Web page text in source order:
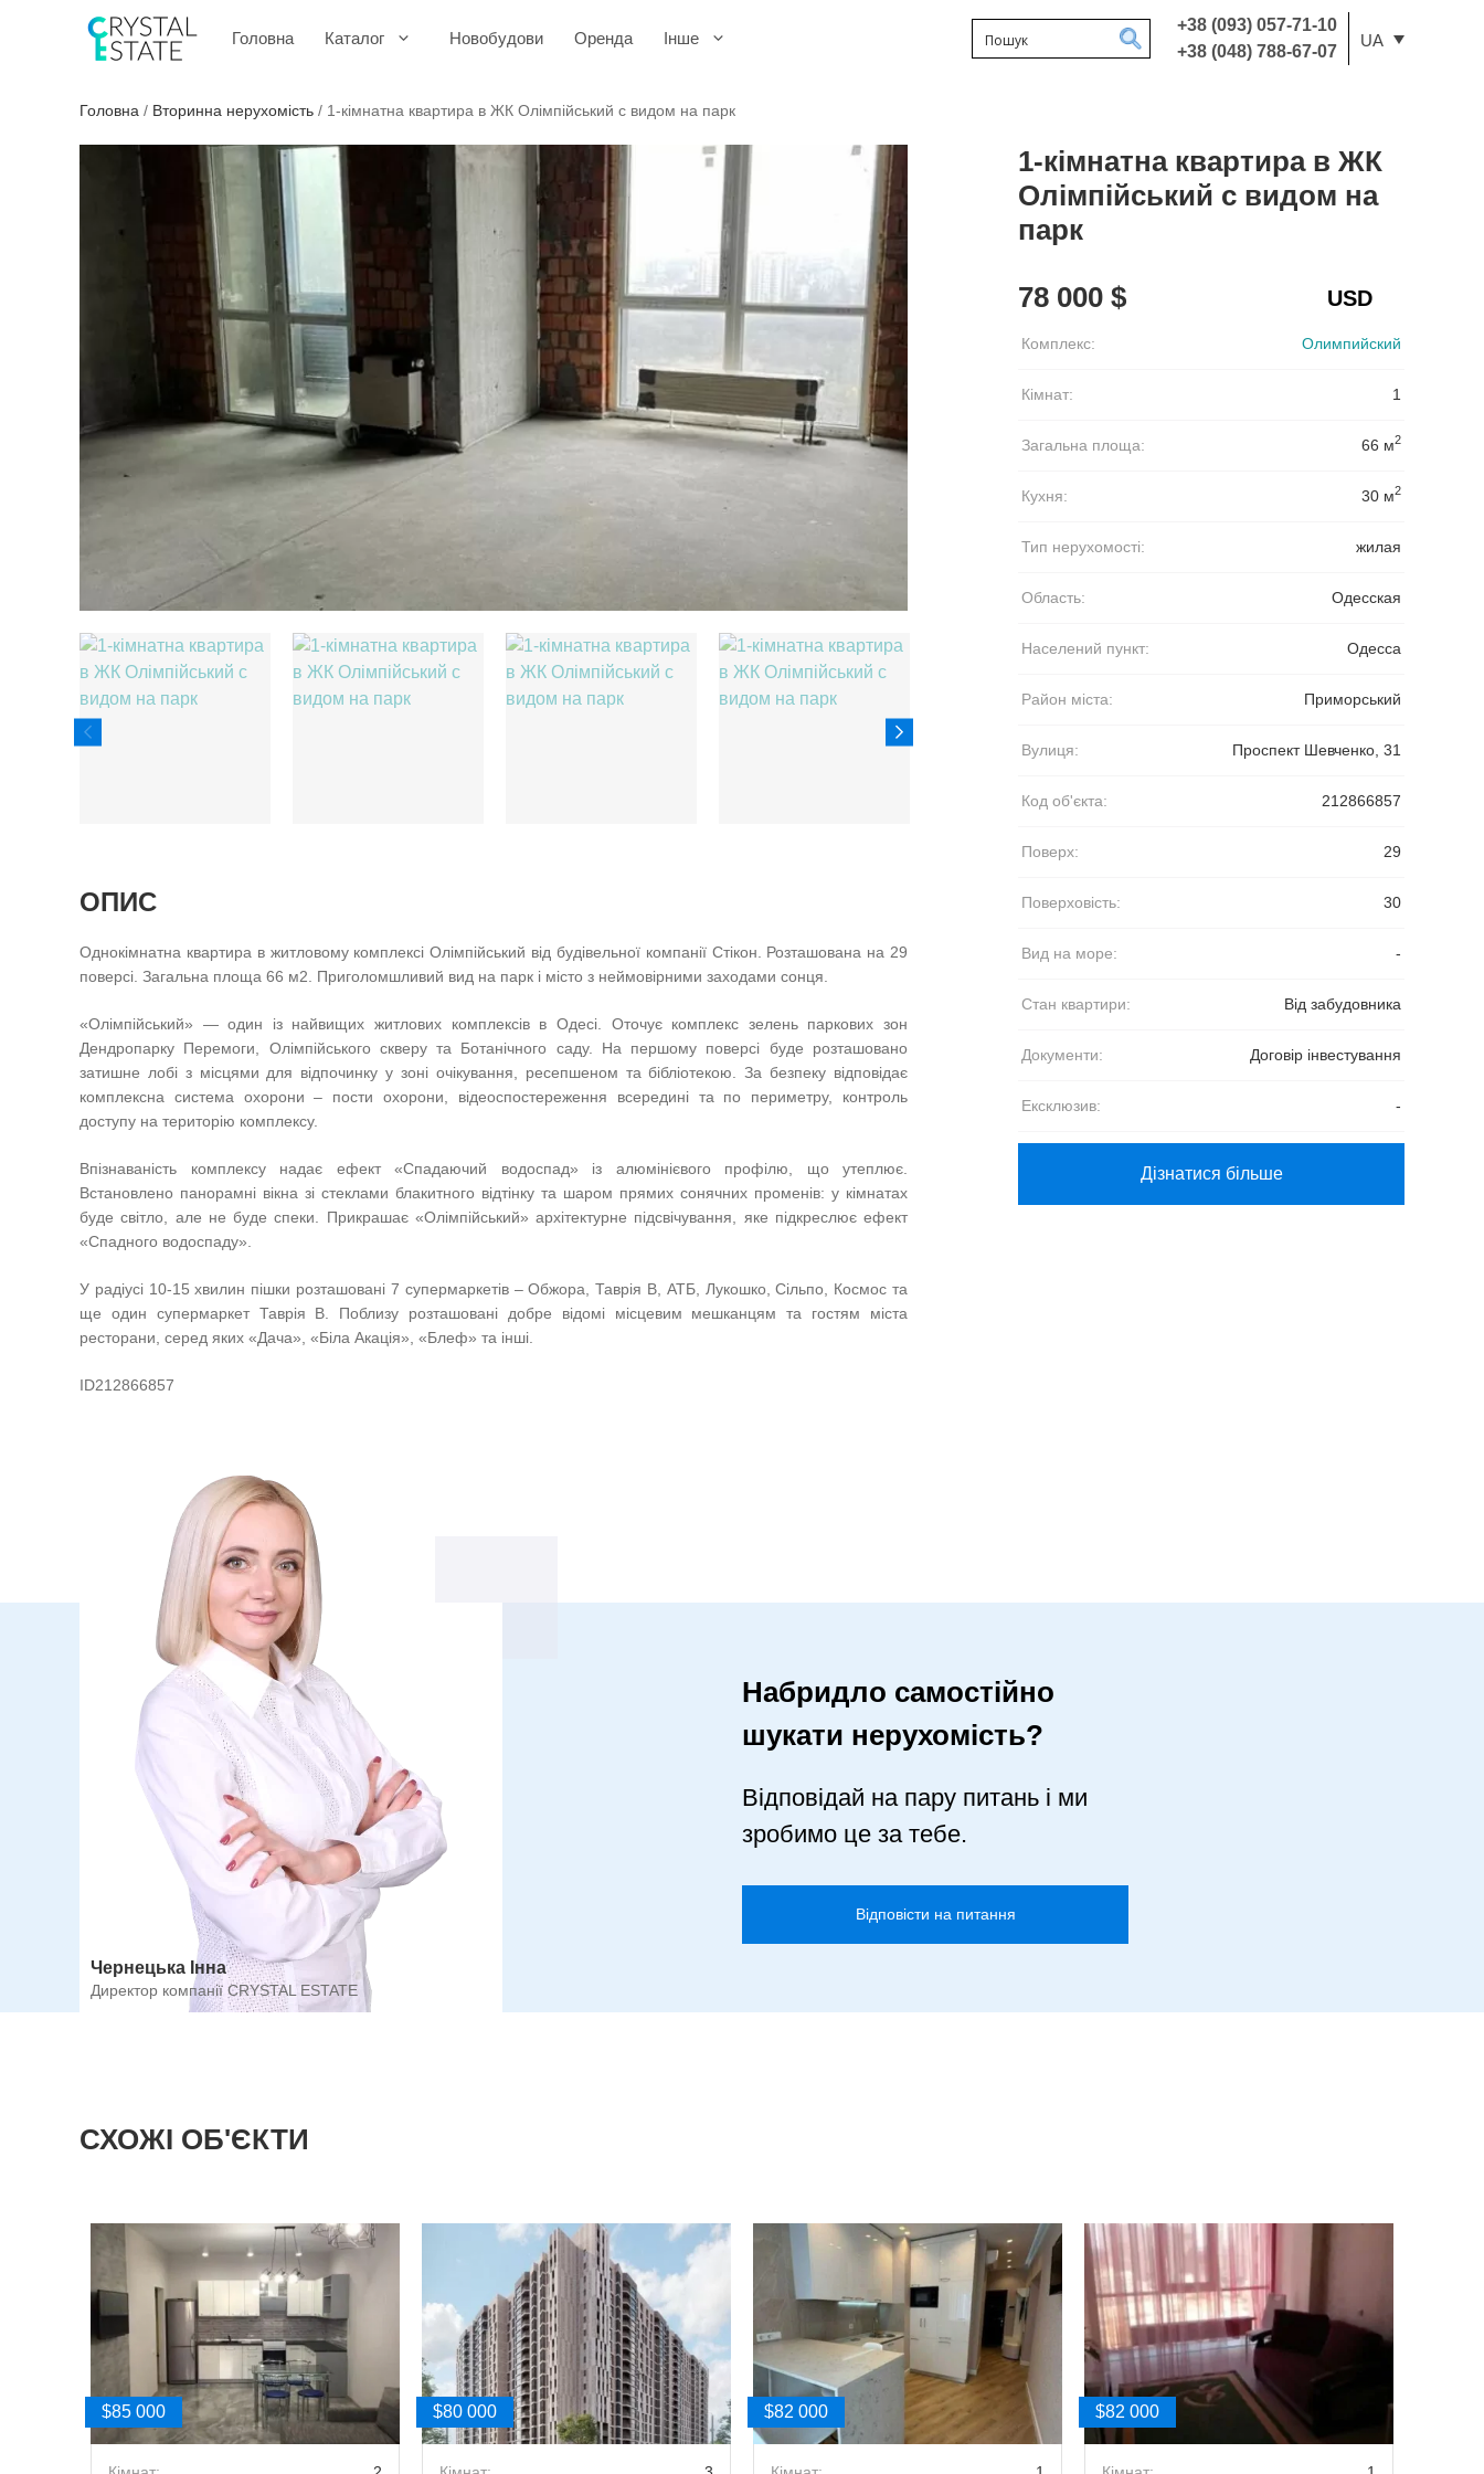
+38 (093) 057-71-10
+38 (048) 788-67-07
UA
Головна Каталог Новобудови Оренда Інше
Головна / Вторинна нерухомість / 1-кімнатна квартира в ЖК Олімпійський с видом на парк
ОПИС
Однокімнатна квартира в житловому комплексі Олімпійський від будівельної компанії Стікон. Розташована на 29
поверсі. Загальна площа 66 м2. Приголомшливий вид на парк і місто з неймовірними заходами сонця.
«Олімпійський» — один із найвищих житлових комплексів в Одесі. Оточує комплекс зелень паркових зон
Дендропарку Перемоги, Олімпійського скверу та Ботанічного саду. На першому поверсі буде розташовано
затишне лобі з місцями для відпочинку у зоні очікування, ресепшеном та бібліотекою. За безпеку відповідає
комплексна система охорони – пости охорони, відеоспостереження всередині та по периметру, контроль
доступу на територію комплексу.
Впізнаваність комплексу надає ефект «Спадаючий водоспад» із алюмінієвого профілю, що утеплює.
Встановлено панорамні вікна зі стеклами блакитного відтінку та шаром прямих сонячних променів: у кімнатах
буде світло, але не буде спеки. Прикрашає «Олімпійський» архітектурне підсвічування, яке підкреслює ефект
«Спадного водоспаду».
У радіусі 10-15 хвилин пішки розташовані 7 супермаркетів – Обжора, Таврія В, АТБ, Лукошко, Сільпо, Космос та
ще один супермаркет Таврія В. Поблизу розташовані добре відомі місцевим мешканцям та гостям міста
ресторани, серед яких «Дача», «Біла Акація», «Блеф» та інші.
ID212866857
1-кімнатна квартира в ЖК
Олімпійський с видом на
парк
78 000 $
Комплекс: Олимпийский
Кімнат: 1
Загальна площа: 66 м2
Кухня: 30 м2
Тип нерухомості: жилая
Область: Одесская
Населений пункт: Одесса
Район міста: Приморський
Вулиця: Проспект Шевченко, 31
Код об'єкта: 212866857
Поверх: 29
Поверховість: 30
Вид на море: -
Стан квартири: Від забудовника
Документи: Договір інвестування
Ексклюзив: -
Дізнатися більше
Чернецька Інна
Директор компанії CRYSTAL ESTATE
Набридло самостійно
шукати нерухомість?
Відповідай на пару питань і ми
зробимо це за тебе.
Відповісти на питання
СХОЖІ ОБ'ЄКТИ
$85 000 $80 000 $82 000 $82 000